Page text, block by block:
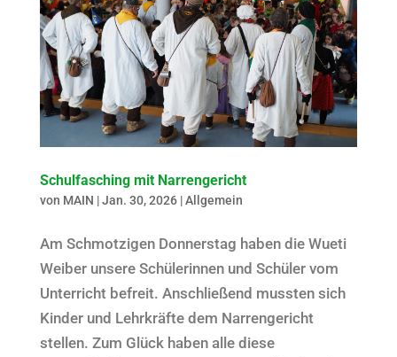
Schulfasching mit Narrengericht
von MAIN |Jan. 30, 2026|Allgemein
Am Schmotzigen Donnerstag haben die Wueti
Weiber unsere Schülerinnen und Schüler vom
Unterricht befreit. Anschließend mussten sich
Kinder und Lehrkräfte dem Narrengericht
stellen. Zum Glück haben alle diese